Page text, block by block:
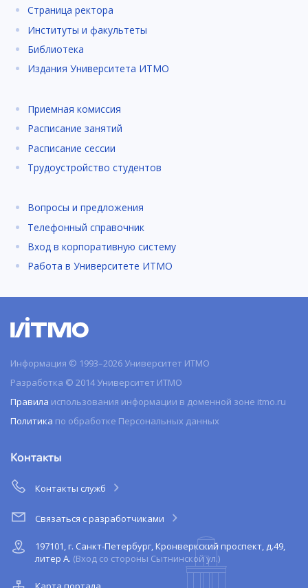
Страница ректора
Институты и факультеты
Библиотека
Издания Университета ИТМО
Приемная комиссия
Расписание занятий
Расписание сессии
Трудоустройство студентов
Вопросы и предложения
Телефонный справочник
Вход в корпоративную систему
Работа в Университете ИТМО
Информация © 1993–2026 Университет ИТМО
Разработка © 2014 Университет ИТМО
Правила использования информации в доменной зоне itmo.ru
Политика по обработке Персональных данных
Контакты
Контакты служб
Связаться с разработчиками
197101, г. Санкт-Петербург, Кронверкский проспект, д.49,
литер А. (Вход со стороны Сытнинской ул.)